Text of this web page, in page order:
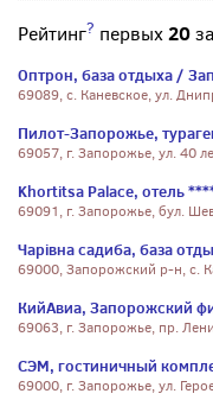
Рейтинг? первых20
Оптрон, база отдыха /
69089, с. Каневское, ул.
Пилот-Запорожье,
69057, г. Запорожье, ул. 40
Khortitsa Palace, отель
69091, г. Запорожье, бул.
Чарівна садиба, база
69000, Запорожский р-н, с.
КийАвиа, Запорожский
69063, г. Запорожье, пр.
СЭМ, гостиничный
69000, г. Запорожье, ул.